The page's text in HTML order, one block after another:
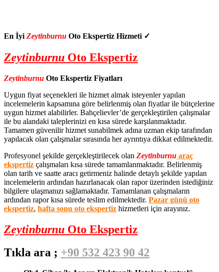
En İyi Zeytinburnu Oto Ekspertiz Hizmeti ✓
Zeytinburnu Oto Ekspertiz
Zeytinburnu Oto Ekspertiz Fiyatları
Uygun fiyat seçenekleri ile hizmet almak isteyenler yapılan
incelemelerin kapsamına göre belirlenmiş olan fiyatlar ile bütçelerine
uygun hizmet alabilirler. Bahçelievler’de gerçekleştirilen çalışmalar
ile bu alandaki taleplerinizi en kısa sürede karşılanmaktadır.
Tamamen güvenilir hizmet sunabilmek adına uzman ekip tarafından
yapılacak olan çalışmalar sırasında her ayrıntıya dikkat edilmektedir.
Profesyonel şekilde gerçekleştirilecek olan Zeytinburnu araç
ekspertiz çalışmaları kısa sürede tamamlanmaktadır. Belirlenmiş
olan tarih ve saatte aracı getirmeniz halinde detaylı şekilde yapılan
incelemelerin ardından hazırlanacak olan rapor üzerinden istediğiniz
bilgilere ulaşmanızı sağlamaktadır. Tamamlanan çalışmaların
ardından rapor kısa sürede teslim edilmektedir. Pazar günü oto
ekspertiz, hafta sonu oto ekspertiz hizmetleri için arayınız.
Zeytinburnu Oto Ekspertiz
Tıkla ara ; +90 532 423 90 42